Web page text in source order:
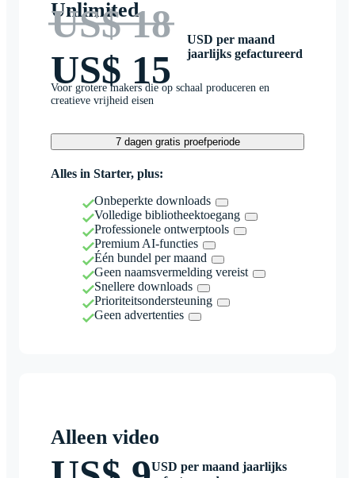
Unlimited
US$ 18
US$ 15
USD per maand
jaarlijks gefactureerd
Voor grotere makers die op schaal produceren en
creatieve vrijheid eisen
7 dagen gratis proefperiode
Alles in Starter, plus:
Onbeperkte downloads
Volledige bibliotheektoegang
Professionele ontwerptools
Premium AI-functies
Één bundel per maand
Geen naamsvermelding vereist
Snellere downloads
Prioriteitsondersteuning
Geen advertenties
Alleen video
USD per maand jaarlijks